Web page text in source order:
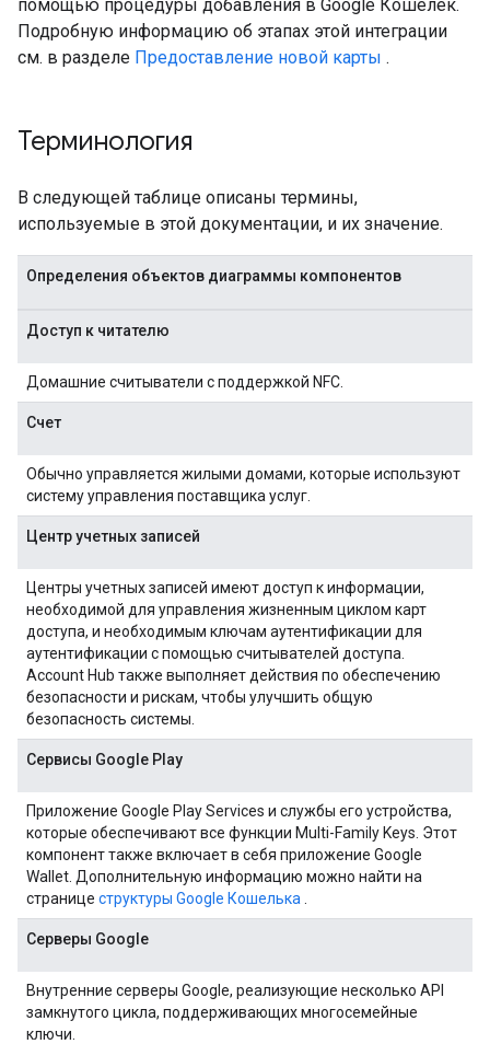
помощью процедуры добавления в Google Кошелек.
Подробную информацию об этапах этой интеграции
см. в разделе Предоставление новой карты .
Терминология
В следующей таблице описаны термины,
используемые в этой документации, и их значение.
Определения объектов диаграммы компонентов
Доступ к читателю
Домашние считыватели с поддержкой NFC.
Счет
Обычно управляется жилыми домами, которые используют
систему управления поставщика услуг.
Центр учетных записей
Центры учетных записей имеют доступ к информации,
необходимой для управления жизненным циклом карт
доступа, и необходимым ключам аутентификации для
аутентификации с помощью считывателей доступа.
Account Hub также выполняет действия по обеспечению
безопасности и рискам, чтобы улучшить общую
безопасность системы.
Сервисы Google Play
Приложение Google Play Services и службы его устройства,
которые обеспечивают все функции Multi-Family Keys. Этот
компонент также включает в себя приложение Google
Wallet. Дополнительную информацию можно найти на
странице структуры Google Кошелька
Серверы Google
Внутренние серверы Google, реализующие несколько API
замкнутого цикла, поддерживающих многосемейные
ключи.